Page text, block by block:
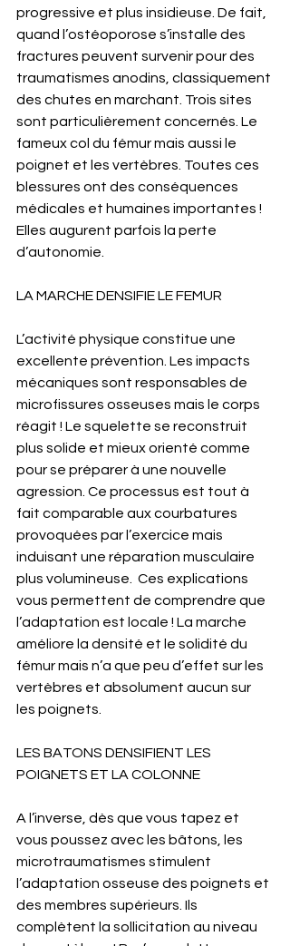
progressive et plus insidieuse. De fait,
quand l’ostéoporose s’installe des
fractures peuvent survenir pour des
traumatismes anodins, classiquement
des chutes en marchant. Trois sites
sont particulièrement concernés. Le
fameux col du fémur mais aussi le
poignet et les vertèbres. Toutes ces
blessures ont des conséquences
médicales et humaines importantes !
Elles augurent parfois la perte
d’autonomie.
LA MARCHE DENSIFIE LE FEMUR
L’activité physique constitue une
excellente prévention. Les impacts
mécaniques sont responsables de
microfissures osseuses mais le corps
réagit ! Le squelette se reconstruit
plus solide et mieux orienté comme
pour se préparer à une nouvelle
agression. Ce processus est tout à
fait comparable aux courbatures
provoquées par l’exercice mais
induisant une réparation musculaire
plus volumineuse.  Ces explications
vous permettent de comprendre que
l’adaptation est locale ! La marche
améliore la densité et le solidité du
fémur mais n’a que peu d’effet sur les
vertèbres et absolument aucun sur
les poignets.
LES BATONS DENSIFIENT LES
POIGNETS ET LA COLONNE
A l’inverse, dès que vous tapez et
vous poussez avec les bâtons, les
microtraumatismes stimulent
l’adaptation osseuse des poignets et
des membres supérieurs. Ils
complètent la sollicitation au niveau